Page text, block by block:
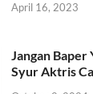
April 16, 2023
Jangan Baper
Syur Aktris